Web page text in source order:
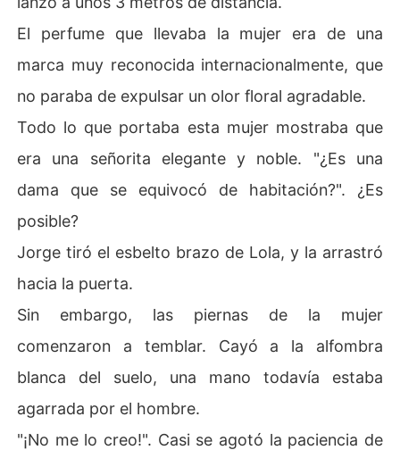
El perfume que llevaba la mujer era de una
marca muy reconocida internacionalmente, que
no paraba de expulsar un olor floral agradable.
Todo lo que portaba esta mujer mostraba que
era una señorita elegante y noble. "¿Es una
dama que se equivocó de habitación?". ¿Es
posible?
Jorge tiró el esbelto brazo de Lola, y la arrastró
hacia la puerta.
Sin embargo, las piernas de la mujer
comenzaron a temblar. Cayó a la alfombra
blanca del suelo, una mano todavía estaba
agarrada por el hombre.
"¡No me lo creo!". Casi se agotó la paciencia de